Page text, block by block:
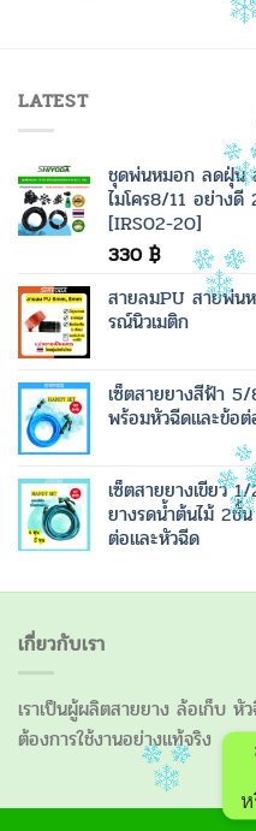
LATEST
ชุดพ่นหมอก ลดฝุ่น
ไมโคร8/11 อย่าง
[IRS02-20]
330 ฿
สายลมPU สายพ่
รณ์นิวเมติก
เซ็ตสายยางสีฟ้า
พร้อมหัวฉีดและข้อต่
เซ็ตสายยางเขียว
ยางรดน้ำต้นไม้ 2ชั้
ต่อและหัวฉีด
เกี่ยวกับเรา
เราเป็นผู้ผลิตสายยาง ล้อเก็บ
ต้องการใช้งานอย่างแท้จริง